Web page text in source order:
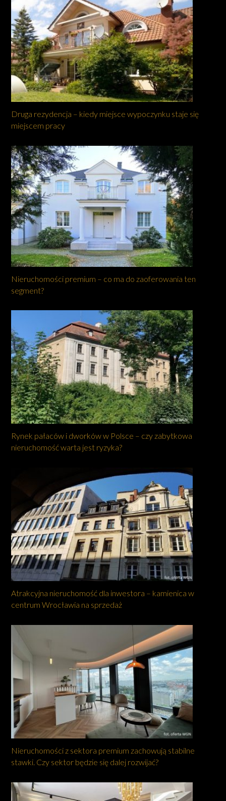
Druga rezydencja – kiedy miejsce wypoczynku staje się
miejscem pracy
Nieruchomości premium – co ma do zaoferowania ten
segment?
Rynek pałaców i dworków w Polsce – czy zabytkowa
nieruchomość warta jest ryzyka?
Atrakcyjna nieruchomość dla inwestora – kamienica w
centrum Wrocławia na sprzedaż
Nieruchomości z sektora premium zachowują stabilne
stawki. Czy sektor będzie się dalej rozwijać?